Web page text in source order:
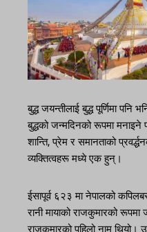
बुद्ध जयन्तीलाई बुद्ध पूर्णिमा पनि
बुद्धको जन्मदिनको रूपमा मनाइने
शान्ति, प्रेम र समानताको
व्यक्तित्वहरू मध्ये एक हुन्।
ईसापूर्व ६२३ मा नेपालको
रानी मायाको राजकुमारको रूपमा
राजकुमारको पहिलो नाम थियो।